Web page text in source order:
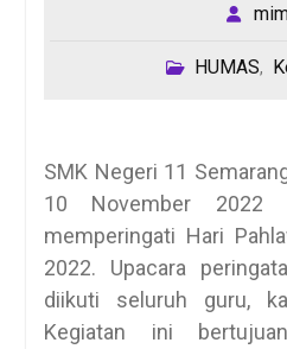
HUMAS,
SMK Negeri 11
10 November 2022
memperingati Hari
2022. Upacara
diikuti seluruh guru,
Kegiatan ini